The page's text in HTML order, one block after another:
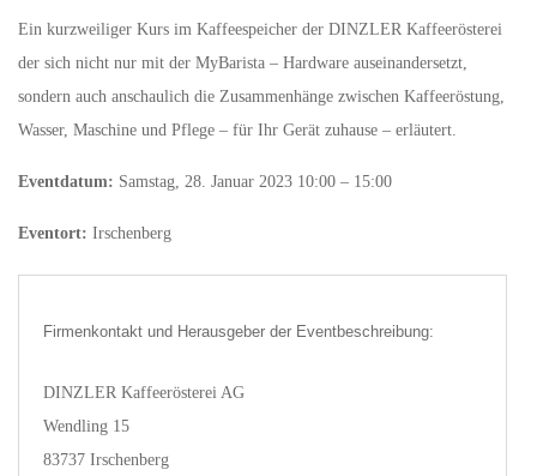
Ein kurzweiliger Kurs im Kaffeespeicher der DINZLER Kaffeerösterei
der sich nicht nur mit der MyBarista – Hardware auseinandersetzt,
sondern auch anschaulich die Zusammenhänge zwischen Kaffeeröstung,
Wasser, Maschine und Pflege – für Ihr Gerät zuhause – erläutert.
Eventdatum: Samstag, 28. Januar 2023 10:00 – 15:00
Eventort: Irschenberg
Firmenkontakt und Herausgeber der Eventbeschreibung:
DINZLER Kaffeerösterei AG
Wendling 15
83737 Irschenberg